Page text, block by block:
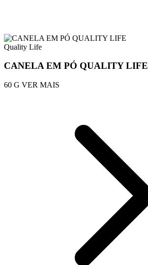
Quality Life
CANELA EM PÓ QUALITY LIFE
60 G VER MAIS